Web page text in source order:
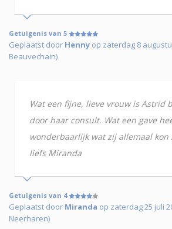
Getuigenis van 5
Geplaatst door Henny op zaterdag 8
Beauvechain)
Wat een fijne, lieve vrouw is Astrid
door haar consult. Wat een gave
wonderbaarlijk wat zij allemaal kon
liefs Miranda
Getuigenis van 4
Geplaatst door Miranda op zaterdag 25 juli
Neerharen)